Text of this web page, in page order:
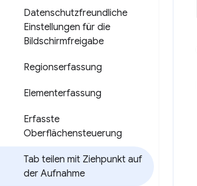
Datenschutzfreundliche
Einstellungen für die
Bildschirmfreigabe
Regionserfassung
Elementerfassung
Erfasste
Oberflächensteuerung
Tab teilen mit Ziehpunkt auf
der Aufnahme